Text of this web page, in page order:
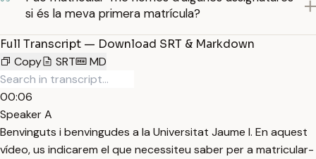
si és la meva primera matrícula?
Full Transcript — Download SRT & Markdown
Copy
SRT MD
00:06
Speaker A
Benvinguts i benvingudes a la Universitat Jaume I. En aquest
vídeo, us indicarem el que necessiteu saber per a matricular-